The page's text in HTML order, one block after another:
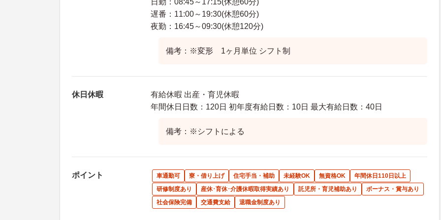
日勤：08:45～17:15(休憩60分)
遅番：11:00～19:30(休憩60分)
夜勤：16:45～09:30(休憩120分)
備考：※変形 1ヶ月単位 シフト制
休日休暇
有給休暇 出産・育児休暇
年間休日日数：120日 初年度有給日数：10日 最大有給日数：40日
備考：※シフトによる
ポイント 車通勤可 寮・借り上げ 住宅手当・補助 未経験OK 無資格OK
年間休日110日以上
研修制度あり
産休･育休･介護休暇取得実績あり 託児所・育児補助あり
ボーナス・賞与あり
社会保険完備
交通費支給 退職金制度あり